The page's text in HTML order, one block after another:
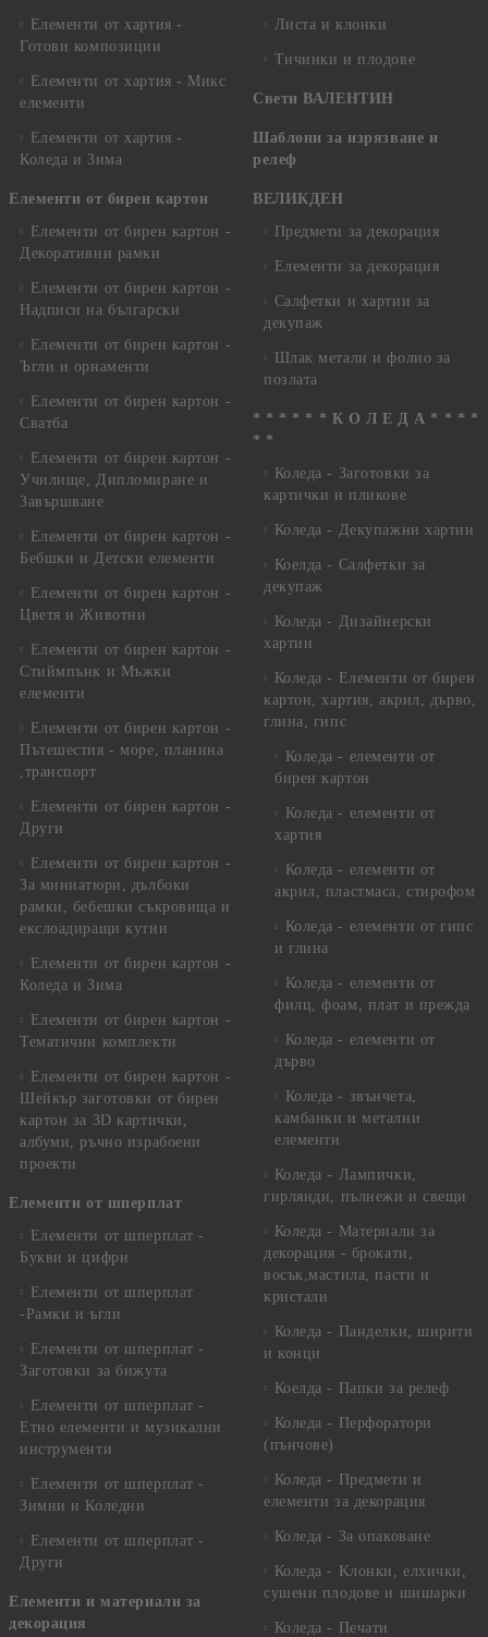
Елементи от хартия -
Готови композиции
Елементи от хартия - Микс
елементи
Елементи от хартия -
Коледа и Зима
Елементи от бирен картон
Елементи от бирен картон -
Декоративни рамки
Елементи от бирен картон -
Надписи на български
Елементи от бирен картон -
Ъгли и орнаменти
Елементи от бирен картон -
Сватба
Елементи от бирен картон -
Училище, Дипломиране и
Завършване
Елементи от бирен картон -
Бебшки и Детски елементи
Елементи от бирен картон -
Цветя и Животни
Елементи от бирен картон -
Стиймпънк и Мъжки
елементи
Елементи от бирен картон -
Пътешестия - море, планина
,транспорт
Елементи от бирен картон -
Други
Елементи от бирен картон -
За миниатюри, дълбоки
рамки, бебешки съкровища и
екслоадиращи кутии
Елементи от бирен картон -
Коледа и Зима
Елементи от бирен картон -
Тематични комплекти
Елементи от бирен картон -
Шейкър заготовки от бирен
картон за 3D картички,
албуми, ръчно израбоени
проекти
Елементи от шперплат
Елементи от шперплат -
Букви и цифри
Елементи от шперплат
-Рамки и ъгли
Елементи от шперплат -
Заготовки за бижута
Елементи от шперплат -
Етно елементи и музикални
инструменти
Елементи от шперплат -
Зимни и Коледни
Елементи от шперплат -
Други
Елементи и материали за
декорация
Листа и клонки
Тичинки и плодове
Свети ВАЛЕНТИН
Шаблони за изрязване и
релеф
ВЕЛИКДЕН
Предмети за декорация
Елементи за декорация
Салфетки и хартии за
декупаж
Шлак метали и фолио за
позлата
* * * * * * К О Л Е Д А * * * *
* *
Коледа - Заготовки за
картички и пликове
Коледа - Декупажни хартии
Коелда - Салфетки за
декупаж
Коледа - Дизайнерски
хартии
Коледа - Eлементи от бирен
картон, хартия, акрил, дърво,
глина, гипс
Коледа - елементи от
бирен картон
Коледа - елементи от
хартия
Коледа - елементи от
акрил, пластмаса, стирофом
Коледа - елементи от гипс
и глина
Коледа - елементи от
филц, фоам, плат и прежда
Коледа - елементи от
дърво
Коледа - звънчета,
камбанки и метални
елементи
Коледа - Лампички,
гирлянди, пълнежи и свещи
Коледа - Материали за
декорация - брокати,
восък,мастила, пасти и
кристали
Коледа - Панделки, ширити
и конци
Коелда - Папки за релеф
Коледа - Перфоратори
(пънчове)
Коледа - Предмети и
елементи за декорация
Коледа - За опаковане
Коледа - Kлонки, елхички,
сушени плодове и шишарки
Коледа - Печати